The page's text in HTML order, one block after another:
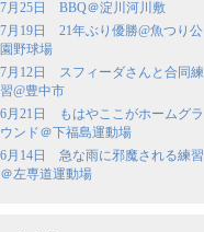
7月25日 BBQ＠淀川河川敷
7月19日 21年ぶり優勝@魚つり公
園野球場
7月12日 スフィーダさんと合同練
習@豊中市
6月21日 もはやここがホームグラ
ウンド＠下福島運動場
6月14日 急な雨に邪魔される練習
＠左専道運動場